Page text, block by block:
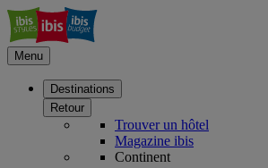
Menu
Destinations
Retour
Trouver un hôtel
Magazine ibis
Continent